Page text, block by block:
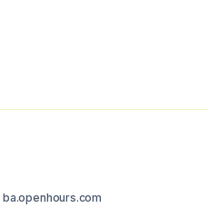
ba.openhours.com